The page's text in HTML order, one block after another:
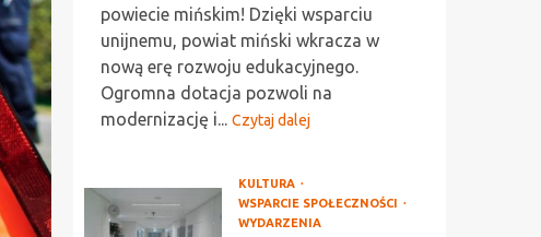
powiecie mińskim! Dzięki wsparciu
unijnemu, powiat miński wkracza w
nową erę rozwoju edukacyjnego.
Ogromna dotacja pozwoli na
modernizację i... Czytaj dalej
KULTURA
WSPARCIE SPOŁECZNOŚCI
WYDARZENIA